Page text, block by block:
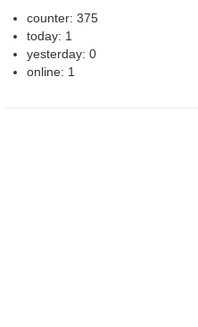
counter: 375
today: 1
yesterday: 0
online: 1